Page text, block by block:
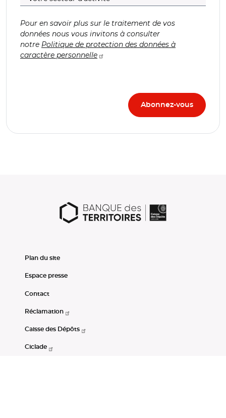
Pour en savoir plus sur le traitement de vos
données nous vous invitons à consulter
notre Politique de protection des données à
caractère personnelle
Plan du site
Espace presse
Contact
Réclamation
Caisse des Dépôts
Ciclade